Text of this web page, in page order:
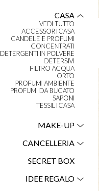
CASA
VEDI TUTTO
ACCESSORI CASA
CANDELE E PROFUMI
CONCENTRATI
DETERGENTI IN POLVERE
DETERSIVI
FILTRO ACQUA
ORTO
PROFUMI AMBIENTE
PROFUMI DA BUCATO
SAPONI
TESSILI CASA
MAKE-UP
CANCELLERIA
SECRET BOX
IDEE REGALO